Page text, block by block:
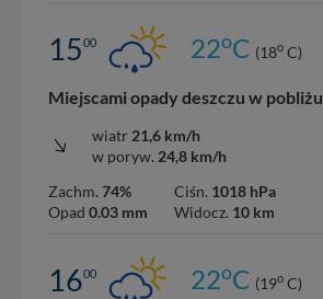
1500 22oC (18o C)
Miejscami opady deszczu w pobliżu
wiatr 21,6 km/h
w poryw. 24,8 km/h
Zachm. 74%
Opad 0.03 mm
Ciśn. 1018 hPa
Widocz. 10 km
1600 22oC (19o C)